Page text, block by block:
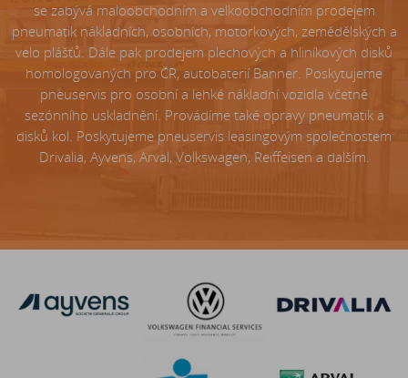
se zabývá maloobchodním a velkoobchodním prodejem
pneumatik nákladních, osobních, motorkových, zemědělských a
velo plášťů. Dále pak prodejem plechových a hliníkových disků
homologovaných pro ČR, autobaterií Banner. Poskytujeme
pneuservis pro osobní a lehké nákladní vozidla včetně
sezónního uskladnění. Provádíme také opravy pneumatik a
disků kol. Poskytujeme pneuservis leasingovým společnostem
Drivalia, Ayvens, Arval, Volkswagen, Reiffeisen a dalším.